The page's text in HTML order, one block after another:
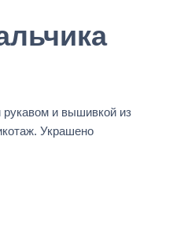
и вышивкой из
Украшено